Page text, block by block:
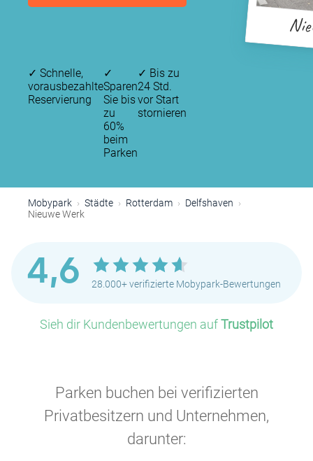
✓ Schnelle,
vorausbezahlte
Reservierung
✓
Sparen
Sie bis
zu
60%
beim
Parken
✓ Bis zu
24 Std.
vor Start
stornieren
Mobypark Städte Rotterdam
Delfshaven
Nieuwe Werk
4,6 28.000+ verifizierte Mobypark-Bewertungen
Sieh dir Kundenbewertungen aufTrustpilot
Parken buchen bei verifizierten
Privatbesitzern und Unternehmen,
darunter: